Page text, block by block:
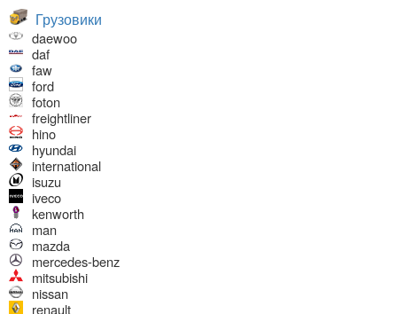
Грузовики
daewoo
daf
faw
ford
foton
freightliner
hino
hyundai
international
isuzu
iveco
kenworth
man
mazda
mercedes-benz
mitsubishi
nissan
renault